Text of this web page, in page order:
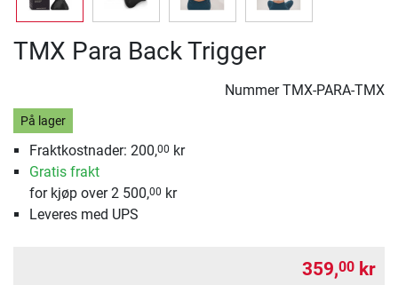
TMX Para Back Trigger
NummerTMX-PARA-TMX
På lager
Fraktkostnader: 200,00 kr
Gratis frakt
for kjøp over 2 500,00 kr
Leveres med UPS
359,00 kr